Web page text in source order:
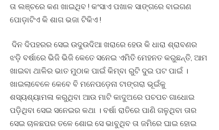
ତା ଲଞ୍ଚରେ କଣ ଖାଇଥିବ ! କଂସାଏ ପଖାଳ ସାଙ୍ଗରେ ବାଇଗଣ
ପୋଡ଼ାଟିଏ କି ଶାଗ ଭଜା ଟିକିଏ !
ଦିନ ଦିପହରର ସେଇ ଉଦୁଉଦିଆ ଖରାରେ ହେଉ କି ଧାରା ଶ୍ରାବଣର
ଝଡ଼ି ବର୍ଷାରେ ଭିଜି ଭିଜି କେତେ ସନେଇ ଏମିତି ମେହନତ କରୁଛନ୍ତି, ଆମ
ଖାଇବା ଥାଳିର ଭାତ ମୁଠାକ ପାଇଁ କିମ୍ବା ରୁଟି ଦୁଇ ପଟ ପାଇଁ ।
ଖାଇଲାବେଳେ କେବେ ବି ମନେପଡ଼େନା ଟାଙ୍ଗରା ଭୂଇଁକୁ
ଶସ୍ୟଶ୍ୟାମଳା କରୁଥିବା ଆଉ ମାଟି କାଦୁଅରେ ପଚପଚ ଗାଧୋଇ
ପଡ଼ିଥିବା ସେଇ ସନେଇର କଥା । ବର୍ଷା ରାତିରେ ପାଣି ଗଳୁଥିବା ତାର
ସେଇ ଚାଳଛପର ତଳେ ଶୋଇ ସେ ଭାବୁଥିବ ତା ଜମିରେ ଘାଇ ହୋଇ